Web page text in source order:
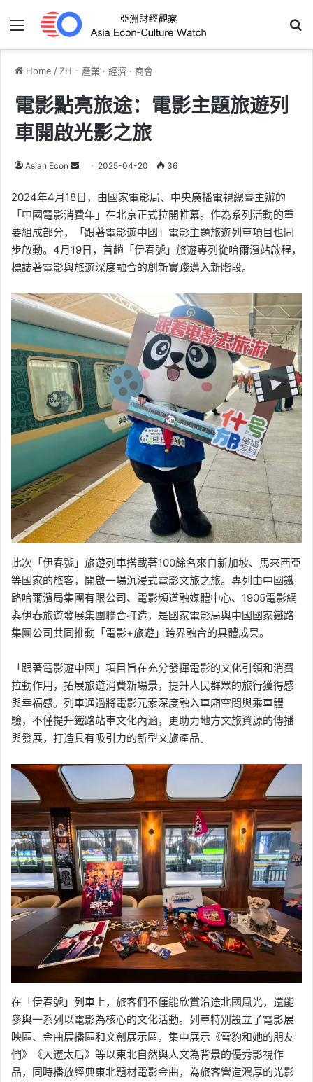
Menu
Home / ZH - 產業 · 經濟 · 商會
電影點亮旅途：電影主題旅遊列
車開啟光影之旅
Asian Econ
Send
email
2025-04-20 36
2024年4月18日，由國家電影局、中央廣播電視總臺主辦的
「中國電影消費年」在北京正式拉開帷幕。作為系列活動的重
要組成部分，「跟著電影遊中國」電影主題旅遊列車項目也同
步啟動。4月19日，首趟「伊春號」旅遊專列從哈爾濱站啟程，
標誌著電影與旅遊深度融合的創新實踐邁入新階段。
此次「伊春號」旅遊列車搭載著100餘名來自新加坡、馬來西亞
等國家的旅客，開啟一場沉浸式電影文旅之旅。專列由中國鐵
路哈爾濱局集團有限公司、電影頻道融媒體中心、1905電影網
與伊春旅遊發展集團聯合打造，是國家電影局與中國國家鐵路
集團公司共同推動「電影+旅遊」跨界融合的具體成果。
「跟著電影遊中國」項目旨在充分發揮電影的文化引領和消費
拉動作用，拓展旅遊消費新場景，提升人民群眾的旅行獲得感
與幸福感。列車通過將電影元素深度融入車廂空間與乘車體
驗，不僅提升鐵路站車文化內涵，更助力地方文旅資源的傳播
與發展，打造具有吸引力的新型文旅產品。
在「伊春號」列車上，旅客們不僅能欣賞沿途北國風光，還能
參與一系列以電影為核心的文化活動。列車特別設立了電影展
映區、金曲展播區和文創展示區，集中展示《雪豹和她的朋友
們》《大遼太后》等以東北自然與人文為背景的優秀影視作
品，同時播放經典東北題材電影金曲，為旅客營造濃厚的光影